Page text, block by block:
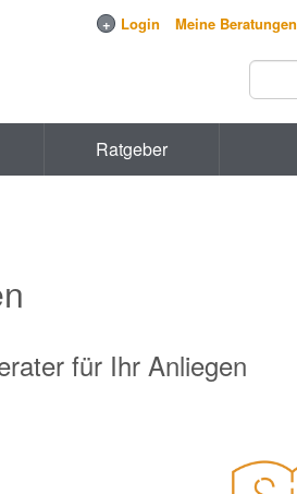
+ Login Meine Beratungen
Ratgeber
für Ihr Anliegen